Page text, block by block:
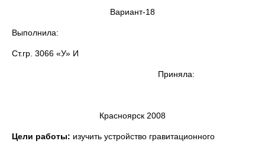
Вариант-18
Выполнила:
Ст.гр. 3066 «У» И
Приняла:
Красноярск 2008
Цели работы: изучить устройство гравитационного